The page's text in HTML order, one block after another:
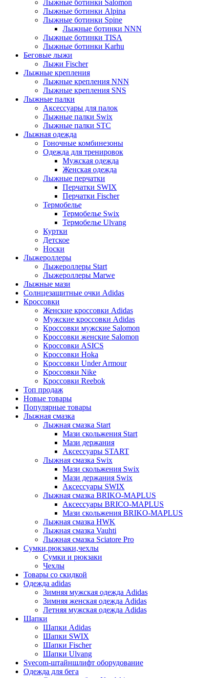
Лыжные ботинки Salomon
Лыжные ботинки Alpina
Лыжные ботинки Spine
Лыжные ботинки NNN
Лыжные ботинки TISA
Лыжные ботинки Karhu
Беговые лыжи
Лыжи Fischer
Лыжные крепления
Лыжные крепления NNN
Лыжные крепления SNS
Лыжные палки
Аксессуары для палок
Лыжные палки Swix
Лыжные палки STC
Лыжная одежда
Гоночные комбинезоны
Одежда для тренировок
Мужская одежда
Женская одежда
Лыжные перчатки
Перчатки SWIX
Перчатки Fischer
Термобелье
Термобелье Swix
Термобелье Ulvang
Куртки
Детское
Носки
Лыжероллеры
Лыжероллеры Start
Лыжероллеры Marwe
Лыжные мази
Солнцезащитные очки Adidas
Кроссовки
Женские кроссовки Adidas
Мужские кроссовки Adidas
Кроссовки мужские Salomon
Кроссовки женские Salomon
Кроссовки ASICS
Кроссовки Hoka
Кроссовки Under Armour
Кроссовки Nike
Кроссовки Reebok
Топ продаж
Новые товары
Популярные товары
Лыжная смазка
Лыжная смазка Start
Мази скольжения Start
Мази держания
Аксессуары START
Лыжная смазка Swix
Мази скольжения Swix
Мази держания Swix
Аксессуары SWIX
Лыжная смазка BRIKO-MAPLUS
Аксессуары BRICO-MAPLUS
Мази скольжения BRIKO-MAPLUS
Лыжная смазка HWK
Лыжная смазка Vauhti
Лыжная смазка Sciatore Pro
Сумки,рюкзаки,чехлы
Сумки и рюкзаки
Чехлы
Товары со скидкой
Одежда adidas
Зимняя мужская одежда Adidas
Зимняя женская одежда Adidas
Летняя мужская одежда Adidas
Шапки
Шапки Adidas
Шапки SWIX
Шапки Fischer
Шапки Ulvang
Svecom-штайншлифт оборудование
Одежда для бега